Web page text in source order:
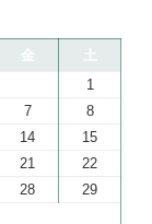
金
土
1
7
8
14
15
21
22
28
29